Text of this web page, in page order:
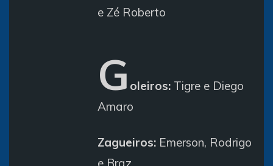
e Zé Roberto
G oleiros: Tigre e Diego
Amaro
Zagueiros: Emerson, Rodrigo
e Braz